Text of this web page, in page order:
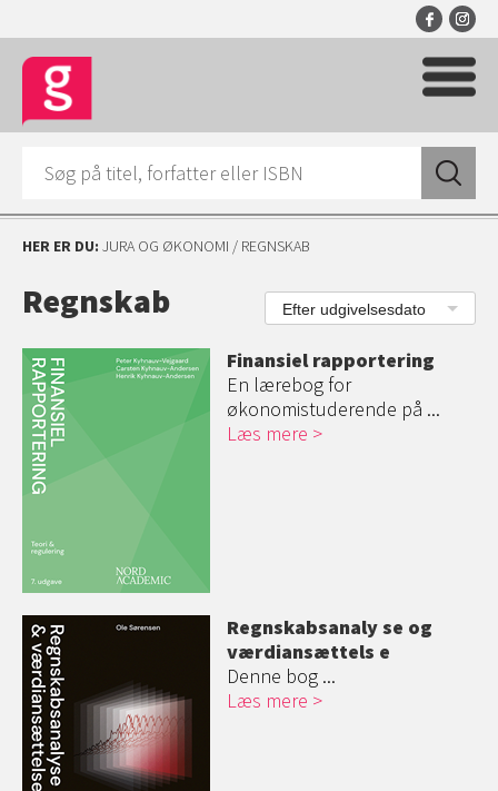
HER ER DU: JURA OG ØKONOMI / REGNSKAB
Efter udgivelsesdato
Regnskab
Finansiel rapportering
En lærebog for
økonomistuderende på ...
Læs mere
Regnskabsanalyse og
værdiansættels e
Denne bog ...
Læs mere